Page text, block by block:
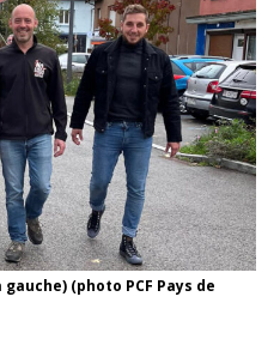
(photo PCF Pays de